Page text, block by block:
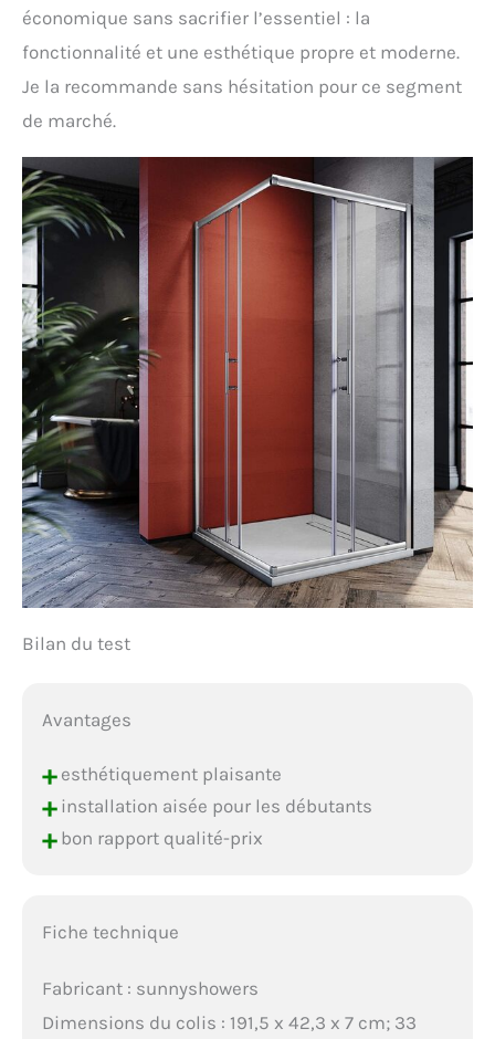
économique sans sacrifier l’essentiel : la
fonctionnalité et une esthétique propre et moderne.
Je la recommande sans hésitation pour ce segment
de marché.
Bilan du test
Avantages
+esthétiquement plaisante
+installation aisée pour les débutants
+bon rapport qualité-prix
Fiche technique
Fabricant : sunnyshowers
Dimensions du colis : 191,5 x 42,3 x 7 cm; 33